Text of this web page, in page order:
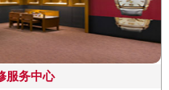
服务中心